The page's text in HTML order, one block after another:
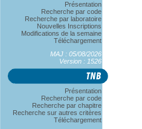
Présentation
Recherche par code
Recherche par laboratoire
Nouvelles Inscriptions
Modifications de la semaine
Téléchargement
MAJ : 05/08/2026
Version : 1526
Présentation
Recherche par code
Recherche par chapitre
Recherche sur autres critères
Téléchargement